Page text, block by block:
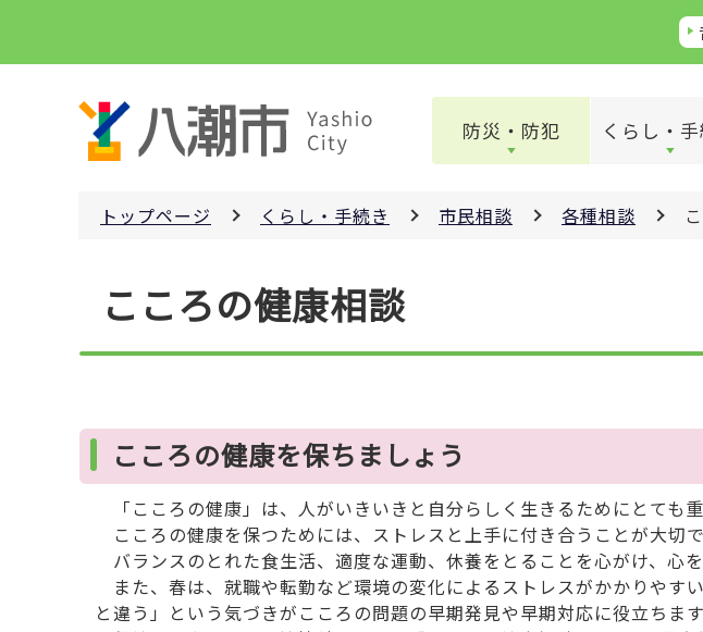
ペ
防災・防犯 くらし・
トップページ くらし・手続き 市民相談 各種相談
こころの健康相談
こころの健康を保ちましょう
「こころの健康」は、人がいきいきと自分らしく生きるためにとても重
こころの健康を保つためには、ストレスと上手に付き合うことが大切で
バランスのとれた食生活、適度な運動、休養をとることを心がけ、心を
また、春は、就職や転勤など環境の変化によるストレスがかかりやす
と違う」という気づきがこころの問題の早期発見や早期対応に役立ちます